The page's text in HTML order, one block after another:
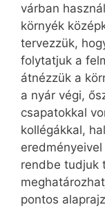
várban
környék
tervezzük,
folytatjuk a
átnézzük a
a nyár végi,
csapatokkal
kollégákkal,
rendbe tudjuk
pontos